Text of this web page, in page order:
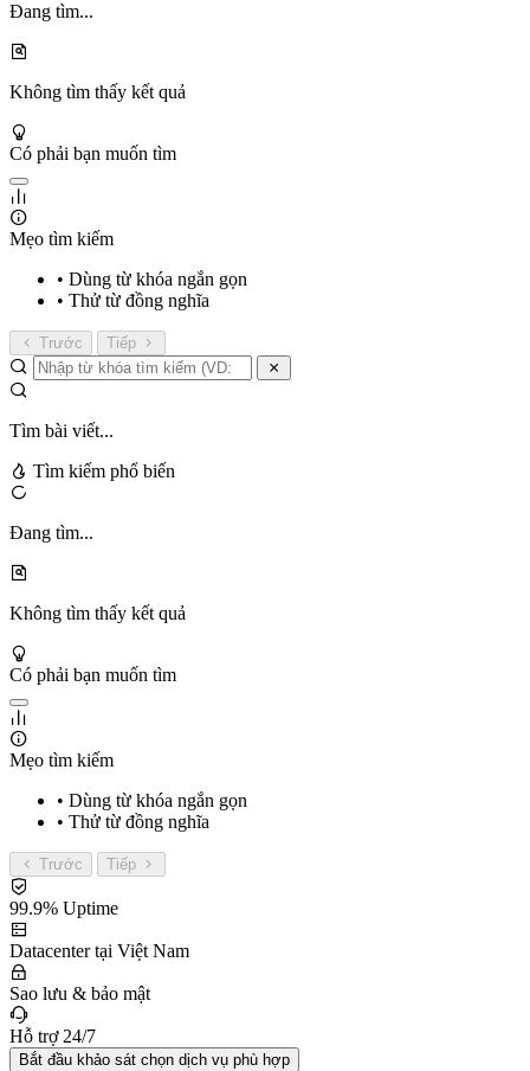
Đang tìm...
Không tìm thấy kết quả
Có phải bạn muốn tìm
Mẹo tìm kiếm
• Dùng từ khóa ngắn gọn
• Thử từ đồng nghĩa
Trước Tiếp
Tìm bài viết...
Tìm kiếm phổ biến
Đang tìm...
Không tìm thấy kết quả
Có phải bạn muốn tìm
Mẹo tìm kiếm
• Dùng từ khóa ngắn gọn
• Thử từ đồng nghĩa
Trước Tiếp
99.9% Uptime
Datacenter tại Việt Nam
Sao lưu & bảo mật
Hỗ trợ 24/7
Bắt đầu khảo sát chọn dịch vụ phù hợp